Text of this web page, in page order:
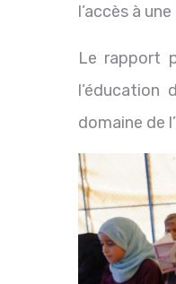
l’accès à
Le rapport
domaine de